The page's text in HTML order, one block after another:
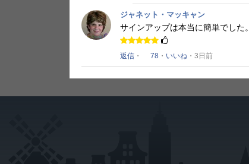
ジャネット・マッキャン
サインアップは本当に簡単でした。
返信 ・ 78 ・ いいね ・3日前